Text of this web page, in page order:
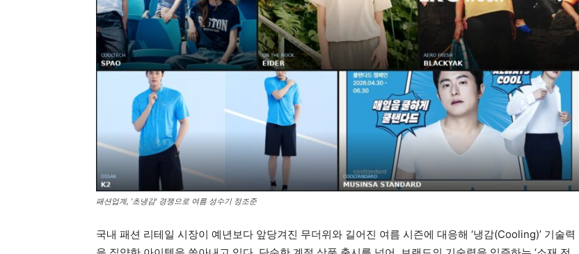
패션업계, '초냉감' 경쟁으로 여름 성수기 정조준
국내 패션 리테일 시장이 예년보다 앞당겨진 무더위와 길어진 여름 시즌에 대응해 ‘냉감(Cooling)’ 기술력